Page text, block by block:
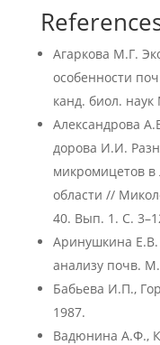
Агаркова М.Г.
особенности
канд. биол. наук
Александрова
дорова И.И.
микромицетов в
области //
40. Вып. 1. С.
Аринушкина Е.В.
анализу почв.
Бабьева И.П.,
1987.
Вадюнина А.Ф.,